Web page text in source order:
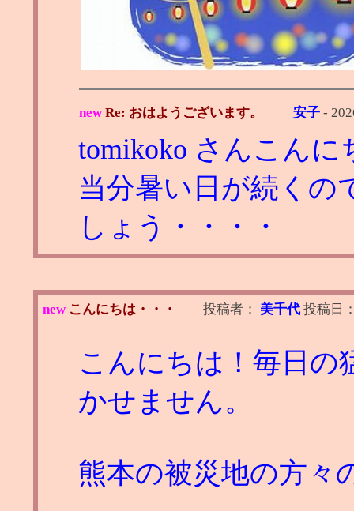
new Re: おはようございます。 安子 -
tomikoko さんこんに
当分暑い日が続くの
しょう・・・・
new こんにちは・・・ 投稿者： 美千代 投稿日
こんにちは！毎日の
かせません。
熊本の被災地の方々